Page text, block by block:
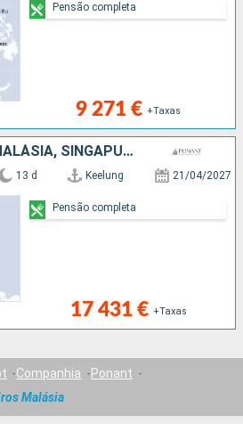
9 271 € +Taxas
Pensão completa
TAIWAN, FILIPINAS, MALÁSIA, SINGAPURA
13 d Keelung 21/04/2027
17 431 € +Taxas
Pensão completa
Companhia
Ponant
Malásia